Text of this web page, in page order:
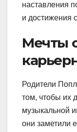
наставления
и достижения
Мечты
Родители
том, чтобы их
музыкальной
они заметили